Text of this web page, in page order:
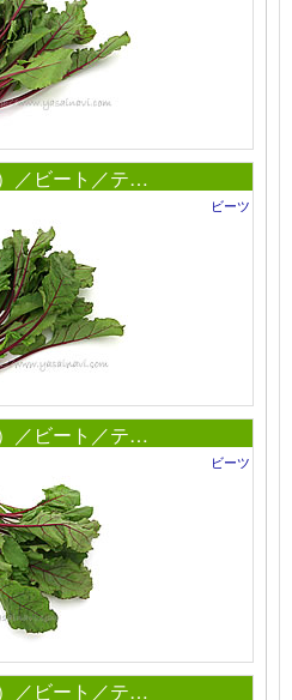
／ビート／テ…
ビーツ
／ビート／テ…
ビーツ
／ビート／テ…